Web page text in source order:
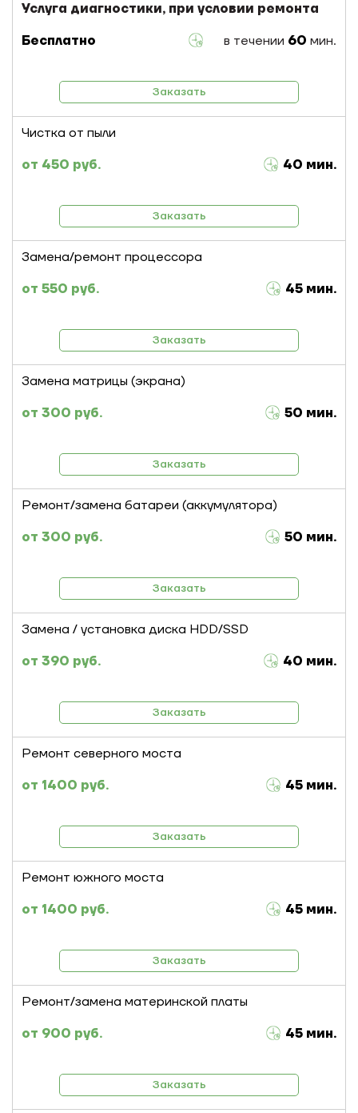
Услуга диагностики, при условии ремонта
Бесплатно
в течении 60 мин.
Заказать
Чистка от пыли
450 руб.
40 мин.
Заказать
Замена/ремонт процессора
550 руб.
45 мин.
Заказать
Замена матрицы (экрана)
300 руб.
50 мин.
Заказать
Ремонт/замена батареи (аккумулятора)
300 руб.
50 мин.
Заказать
Замена / установка диска HDD/SSD
390 руб.
40 мин.
Заказать
Ремонт северного моста
1400 руб.
45 мин.
Заказать
Ремонт южного моста
1400 руб.
45 мин.
Заказать
Ремонт/замена материнской платы
900 руб.
45 мин.
Заказать